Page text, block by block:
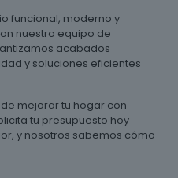
funcional, moderno y
nuestro equipo de
acabados
y soluciones eficientes
mejorar tu hogar con
tu presupuesto hoy
y nosotros sabemos cómo